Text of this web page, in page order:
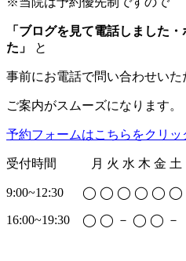
「ブログを見て電話しました
た」
と
事前にお電話で問い合わせいた
ご案内がスムーズになります。
予約フォームはこちらをクリッ
受付時間 月 火 水 木 金 土
9:00~12:30 ◯ ◯ ◯ ◯ ◯ ◯
16:00~19:30 ◯ ◯ － ◯ ◯ －